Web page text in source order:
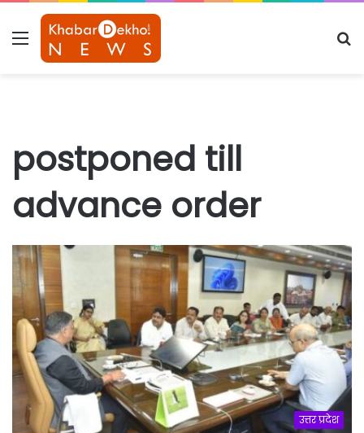
Menu
postponed till
advance order
उत्तर प्रदेश